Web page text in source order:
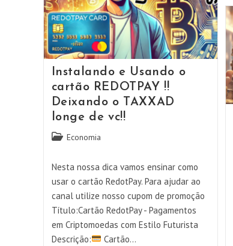
Instalando e Usando o
cartão REDOTPAY !!
Deixando o TAXXAD
longe de vc!!
Categoria
post:
Economia
Nesta nossa dica vamos ensinar como
usar o cartão RedotPay. Para ajudar ao
canal utilize nosso cupom de promoção
Título:Cartão RedotPay - Pagamentos
em Criptomoedas com Estilo Futurista
Descrição:
Cartão…